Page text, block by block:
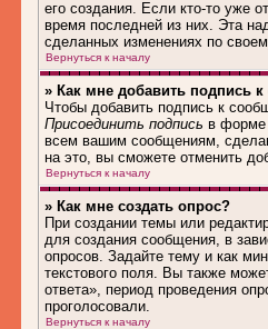
его создания. Если кто-то уже
время последней из них. Эта
сделанных изменениях по
Вернуться к началу
» Как мне добавить подпись
Чтобы добавить подпись к
Присоединить подпись в форме
всем вашим сообщениям,
на это, вы сможете отменить
Вернуться к началу
» Как мне создать опрос?
При создании темы или
для создания сообщения, в
опросов. Задайте тему и как
текстового поля. Вы также
ответа», период проведения
проголосовали.
Вернуться к началу